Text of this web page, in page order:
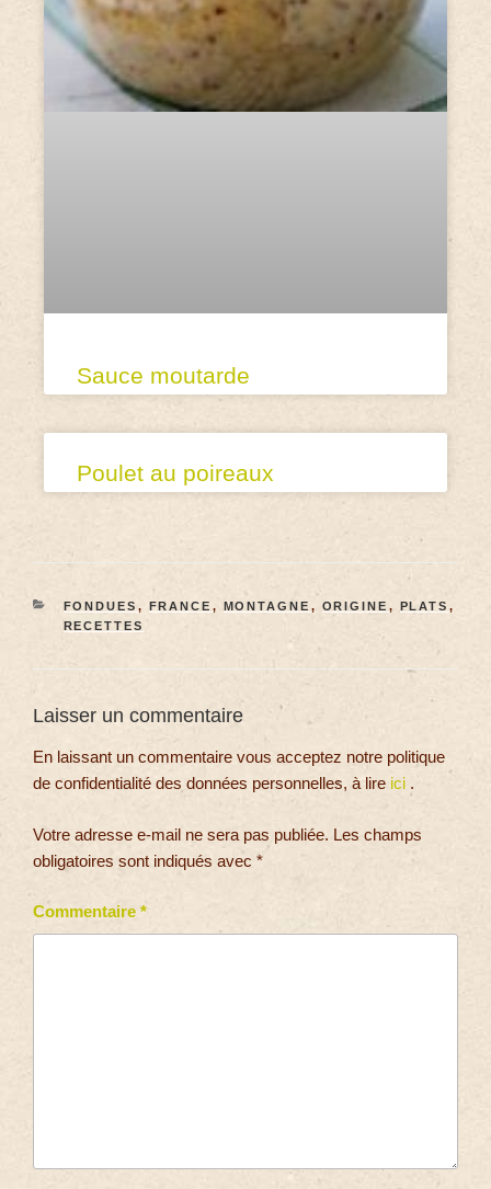
Sauce moutarde
Poulet au poireaux
FONDUES , FRANCE , MONTAGNE , ORIGINE , PLATS ,
RECETTES
Laisser un commentaire
En laissant un commentaire vous acceptez notre politique
de confidentialité des données personnelles, à lire ici .
Votre adresse e-mail ne sera pas publiée. Les champs
obligatoires sont indiqués avec *
Commentaire *